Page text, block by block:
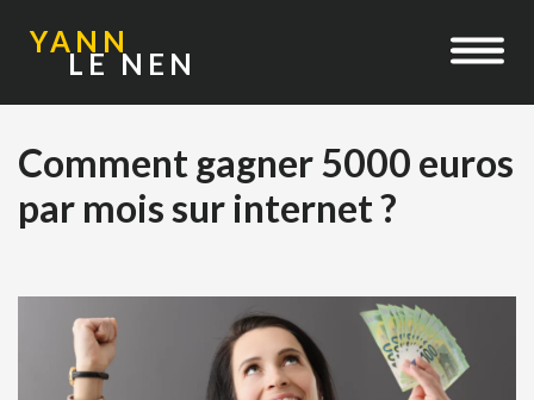
YANN
LE NEN
Comment gagner 5000 euros
par mois sur internet ?